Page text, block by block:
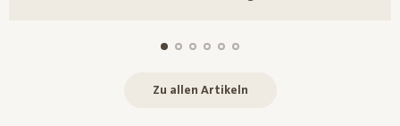
Zu allen Artikeln